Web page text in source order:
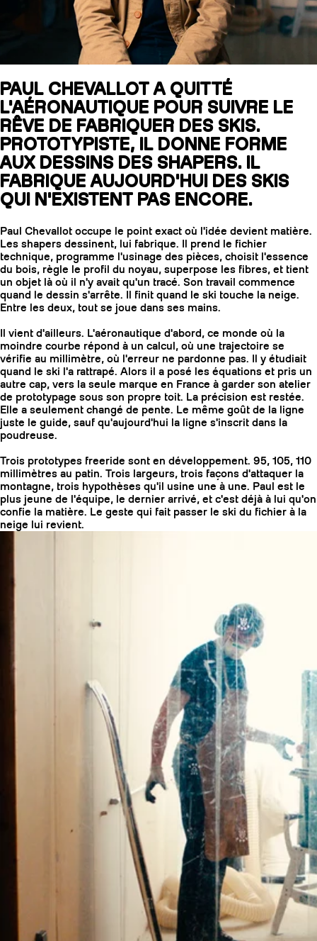
SLAP 104
SLAP 92
UBAC 102
BÂTONS
PAUL CHEVALLOT A QUITTÉ
L'AÉRONAUTIQUE POUR SUIVRE LE
RÊVE DE FABRIQUER DES SKIS.
PROTOTYPISTE, IL DONNE FORME
AUX DESSINS DES SHAPERS. IL
FABRIQUE AUJOURD'HUI DES SKIS
QUI N'EXISTENT PAS ENCORE.
Paul Chevallot occupe le point exact où l'idée devient matière.
Les shapers dessinent, lui fabrique. Il prend le fichier
technique, programme l'usinage des pièces, choisit l'essence
du bois, règle le profil du noyau, superpose les fibres, et tient
un objet là où il n'y avait qu'un tracé. Son travail commence
quand le dessin s'arrête. Il finit quand le ski touche la neige.
Entre les deux, tout se joue dans ses mains.
Il vient d'ailleurs. L'aéronautique d'abord, ce monde où la
moindre courbe répond à un calcul, où une trajectoire se
vérifie au millimètre, où l'erreur ne pardonne pas. Il y étudiait
quand le ski l'a rattrapé. Alors il a posé les équations et pris un
autre cap, vers la seule marque en France à garder son atelier
de prototypage sous son propre toit. La précision est restée.
Elle a seulement changé de pente. Le même goût de la ligne
juste le guide, sauf qu'aujourd'hui la ligne s'inscrit dans la
poudreuse.
Trois prototypes freeride sont en développement. 95, 105, 110
millimètres au patin. Trois largeurs, trois façons d'attaquer la
montagne, trois hypothèses qu'il usine une à une. Paul est le
plus jeune de l'équipe, le dernier arrivé, et c'est déjà à lui qu'on
confie la matière. Le geste qui fait passer le ski du fichier à la
neige lui revient.